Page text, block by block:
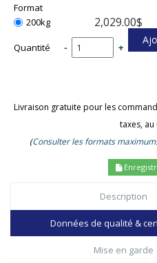
Format
200kg
2,029.00$
Quantité - +
Livraison gratuite pour les
taxes, au
(Consulter les formats
Description
Données de qualité &
Mise en garde